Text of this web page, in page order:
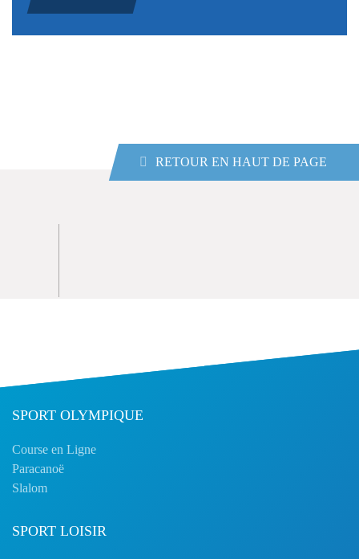
RETOUR EN HAUT DE PAGE
SPORT OLYMPIQUE
Course en Ligne
Paracanoë
Slalom
SPORT LOISIR